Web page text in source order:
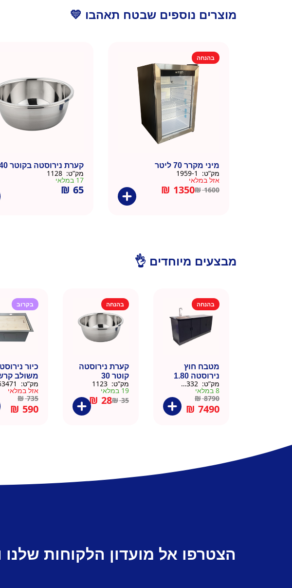
מוצרים נוספים שבטח תאהבו 💛
בהנחה
מיני מקרר 70 ליטר
מק”ט:
אזל במלאי
₪1600
₪ 1350
קערת נירוסטה בקוטר 40
מק”ט:
17 במלאי
₪ 65
מבצעים מיוחדים 👌
בהנחה
מטבח חוץ
נירוסטה 1.80
מטר כולל שיש
וכיור
מק”ט:
8 במלאי
₪8790
₪ 7490
בהנחה
קערת נירוסטה
קוטר 30
מק”ט:
19 במלאי
₪35
₪ 28
בקרוב
כיור
משולב
חיתוך
35.5×40.5
מק”ט:
אזל במלאי
₪735
₪ 590
הצטרפו אל מועדון הלקוחות